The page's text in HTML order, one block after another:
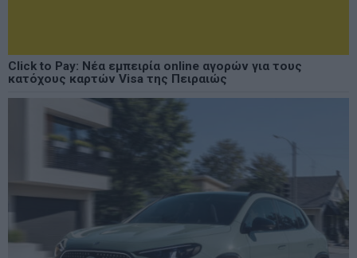
Click to Pay: Νέα εμπειρία online αγορών για τους
κατόχους καρτών Visa της Πειραιώς